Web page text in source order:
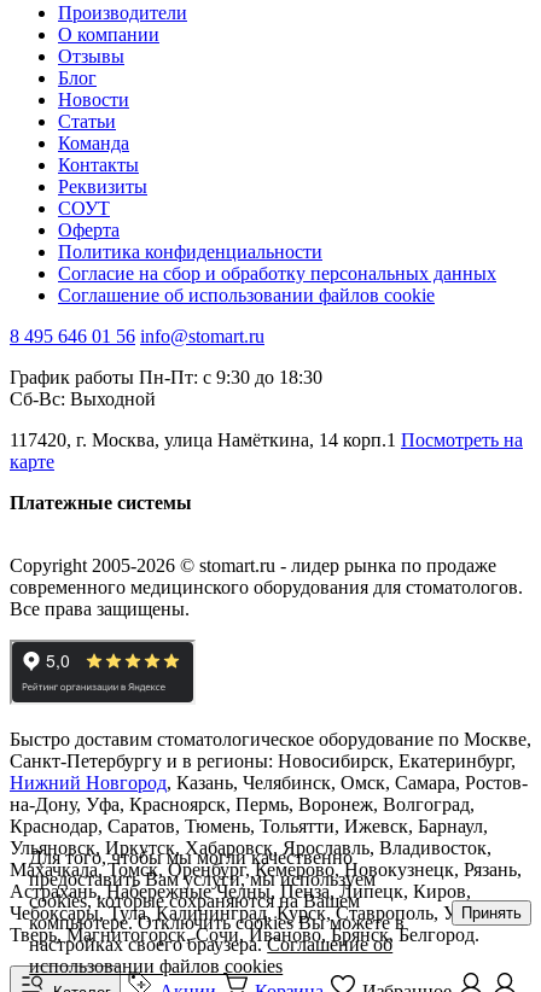
Производители
О компании
Отзывы
Блог
Новости
Статьи
Команда
Контакты
Реквизиты
СОУТ
Оферта
Политика конфиденциальности
Согласие на сбор и обработку персональных данных
Соглашение об использовании файлов cookie
8 495 646 01 56 info@stomart.ru
График работы Пн-Пт: с 9:30 до 18:30
Сб-Вс: Выходной
117420, г. Москва, улица Намёткина, 14 корп.1 Посмотреть на
карте
Платежные системы
Copyright 2005-2026 © stomart.ru - лидер рынка по продаже
современного медицинского оборудования для стоматологов.
Все права защищены.
Быстро доставим стоматологическое оборудование по Москве,
Санкт-Петербургу и в регионы: Новосибирск, Екатеринбург,
Нижний Новгород, Казань, Челябинск, Омск, Самара, Ростов-
на-Дону, Уфа, Красноярск, Пермь, Воронеж, Волгоград,
Краснодар, Саратов, Тюмень, Тольятти, Ижевск, Барнаул,
Ульяновск, Иркутск, Хабаровск, Ярославль, Владивосток,
Махачкала, Томск, Оренбург, Кемерово, Новокузнецк, Рязань,
Астрахань, Набережные Челны, Пенза, Липецк, Киров,
Чебоксары, Тула, Калининград, Курск, Ставрополь, Улан-Удэ,
Тверь, Магнитогорск, Сочи, Иваново, Брянск, Белгород.
Для того, чтобы мы могли качественно
предоставить Вам услуги, мы используем
cookies, которые сохраняются на Вашем
компьютере. Отключить cookies Вы можете в
настройках своего браузера.Соглашение об
использовании файлов cookies
Принять